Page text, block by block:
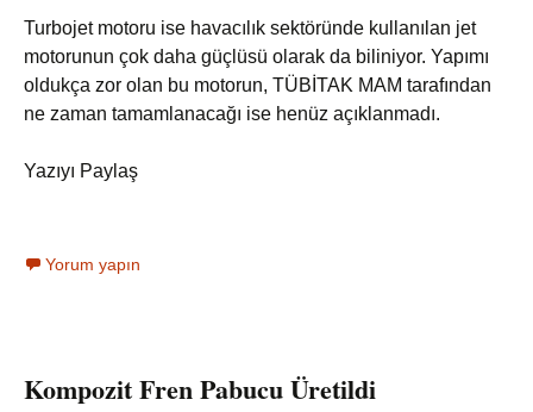
Turbojet motoru ise havacılık sektöründe kullanılan jet
motorunun çok daha güçlüsü olarak da biliniyor. Yapımı
oldukça zor olan bu motorun, TÜBİTAK MAM tarafından
ne zaman tamamlanacağı ise henüz açıklanmadı.
Yazıyı Paylaş
Yorum yapın
Kompozit Fren Pabucu Üretildi